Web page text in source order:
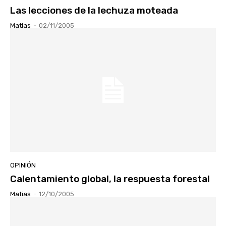
Las lecciones de la lechuza moteada
Matias - 02/11/2005
OPINIÓN
Calentamiento global, la respuesta forestal
Matias - 12/10/2005